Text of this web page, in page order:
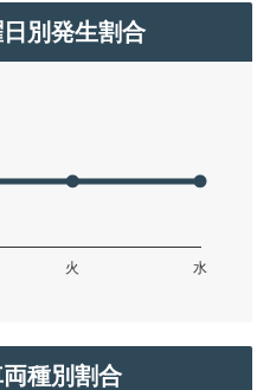
別発生割合
種別割合